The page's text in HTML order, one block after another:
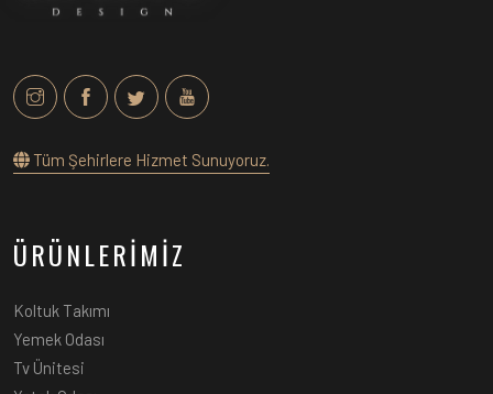
Tüm Şehirlere Hizmet Sunuyoruz.
ÜRÜNLERİMİZ
Koltuk Takımı
Yemek Odası
Tv Ünitesi